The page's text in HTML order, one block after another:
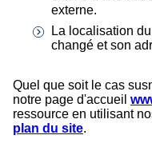
externe.
La localisation
changé et son
Quel que soit le cas
notre page d'accueil
ressource en utilisant
plan du site.